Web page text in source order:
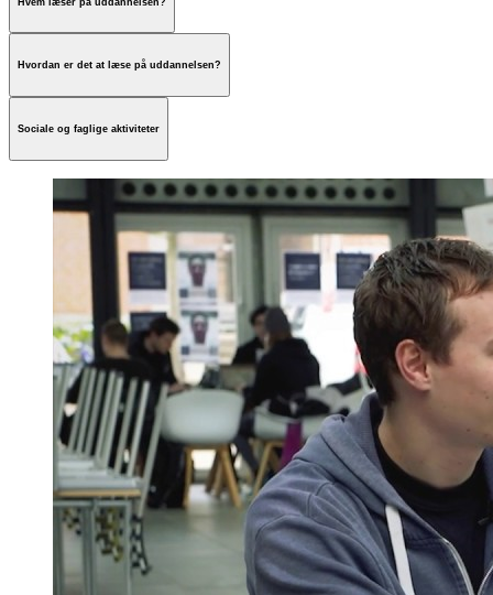
Hvordan er det at læse på uddannelsen?
Sociale og faglige aktiviteter